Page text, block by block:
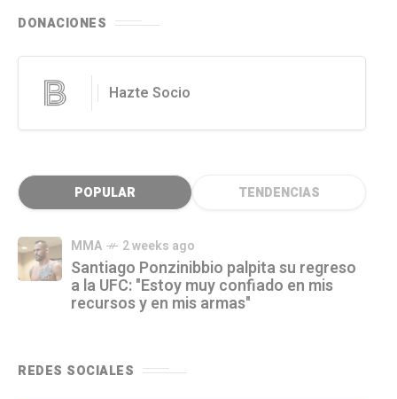
DONACIONES
Hazte Socio
POPULAR TENDENCIAS
MMA 2 weeks ago
Santiago Ponzinibbio palpita su regreso
a la UFC: "Estoy muy confiado en mis
recursos y en mis armas"
REDES SOCIALES